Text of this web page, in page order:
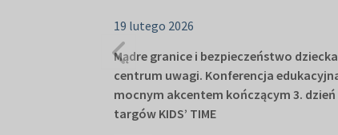
19 lutego 2026
Mądre granice i bezpieczeństwo
centrum uwagi. Konferencja
mocnym akcentem kończącym 3. dzień
targów KIDS’ TIME